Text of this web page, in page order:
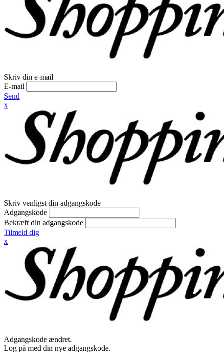
Skriv din e-mail
E-mail
Send
x
Skriv venligst din adgangskode
Adgangskode
Bekræft din adgangskode
Tilmeld dig
x
Adgangskode ændret.
Log på med din nye adgangskode.